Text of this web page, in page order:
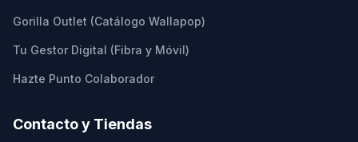
Gorilla Outlet (Catálogo Wallapop)
Tu Gestor Digital (Fibra y Móvil)
Hazte Punto Colaborador
Contacto y Tiendas